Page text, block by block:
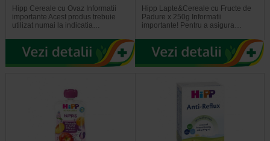
Hipp Cereale cu Ovaz Informatii
importante Acest produs trebuie
utilizat numai la indicatia…
Hipp Lapte&Cereale cu Fructe de
Padure x 250g Informatii
importante! Pentru a asigura…